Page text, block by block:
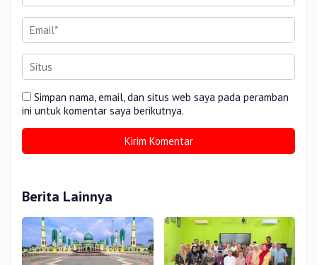
Simpan nama, email, dan situs web saya pada peramban
ini untuk komentar saya berikutnya.
Berita Lainnya